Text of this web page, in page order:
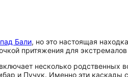
Бали, но это настоящая
притяжения для
несколько родственных
и Пучук. Именно эти каскады